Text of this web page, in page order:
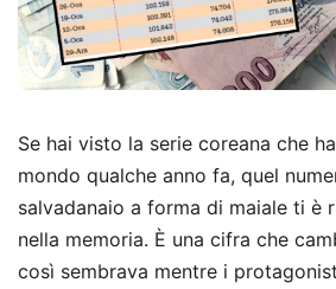
Se hai visto la serie coreana che
mondo qualche anno fa, quel
salvadanaio a forma di maiale ti è
nella memoria. È una cifra che
così sembrava mentre i